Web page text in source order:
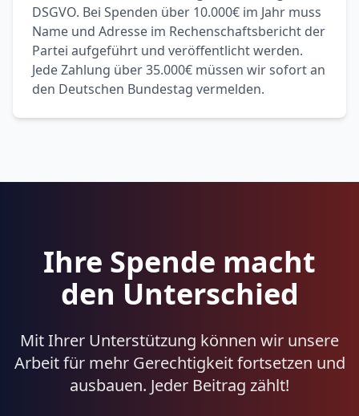
DSGVO. Bei Spenden über 10.000€ im Jahr muss
Name und Adresse im Rechenschaftsbericht der
Partei aufgeführt und veröffentlicht werden.
Jede Zahlung über 35.000€ müssen wir sofort an
den Deutschen Bundestag vermelden.
Ihre Spende macht
den Unterschied
Mit Ihrer Unterstützung können wir unsere
Arbeit für mehr Gerechtigkeit fortsetzen und
ausbauen. Jeder Beitrag zählt!